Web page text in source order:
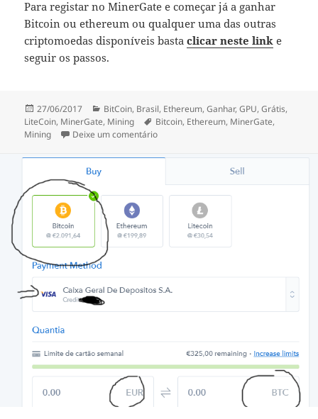
Para registar no MinerGate e começar já a ganhar
Bitcoin ou ethereum ou qualquer uma das outras
criptomoedas disponíveis bastaclicar neste link e
seguir os passos.
Publicado
a
27/06/2017 Categorias
BitCoin, Brasil, Ethereum,Ganhar,GPU,Grátis,
LiteCoin, MinerGate, Mining Etiquetas
Bitcoin, Ethereum, MinerGate,
Mining
Deixe um comentáriosobre Minergate – como minar BitCoins